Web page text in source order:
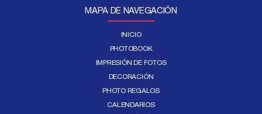
MAPA DE NAVEGACIÓN
INICIO
PHOTOBOOK
IMPRESIÓN DE FOTOS
DECORACIÓN
PHOTO REGALOS
CALENDARIOS